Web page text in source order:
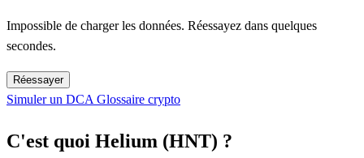
Impossible de charger les données. Réessayez dans quelques
secondes.
Réessayer
Simuler un DCA Glossaire crypto
C'est quoi Helium (HNT) ?